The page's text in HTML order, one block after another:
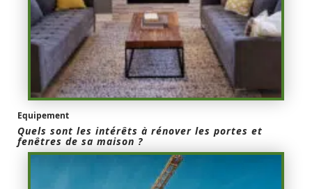
Equipement
Quels sont les intérêts à rénover les portes et
fenêtres de sa maison ?